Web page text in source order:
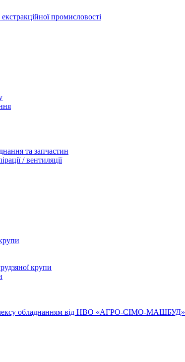
промисловості
та запчастин
/ вентиляції
крупи
обладнанням від НВО «АГРО-СІМО-МАШБУД»